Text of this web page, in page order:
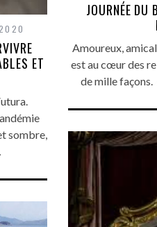
ET
sombre,
JOURNÉE DU
Amoureux,
est au cœur des
de mille façons.